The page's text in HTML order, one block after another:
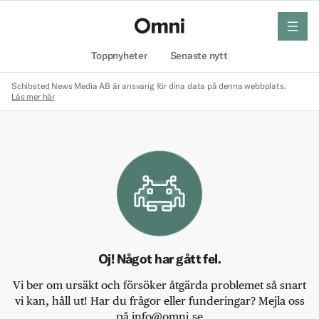
Toppnyheter Senaste nytt
meny
Schibsted News Media AB är ansvarig för dina data på denna webbplats.
Läs mer här
Oj! Något har gått fel.
Vi ber om ursäkt och försöker åtgärda problemet så snart
vi kan, håll ut! Har du frågor eller funderingar? Mejla oss